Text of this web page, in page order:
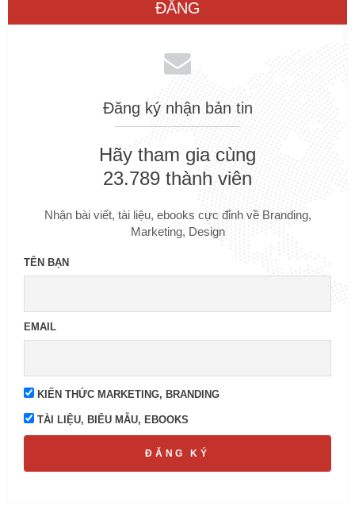
ĐĂNG
Đăng ký nhận bản tin
Hãy tham gia cùng
23.789 thành viên
Nhận bài viết, tài liệu, ebooks cực đỉnh về Branding,
Marketing, Design
TÊN BẠN
EMAIL
KIẾN THỨC MARKETING, BRANDING
TÀI LIỆU, BIỂU MẪU, EBOOKS
ĐĂNG KÝ